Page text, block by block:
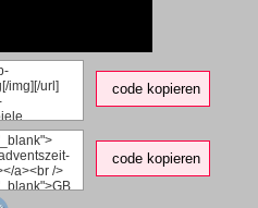
code kopieren
code kopieren